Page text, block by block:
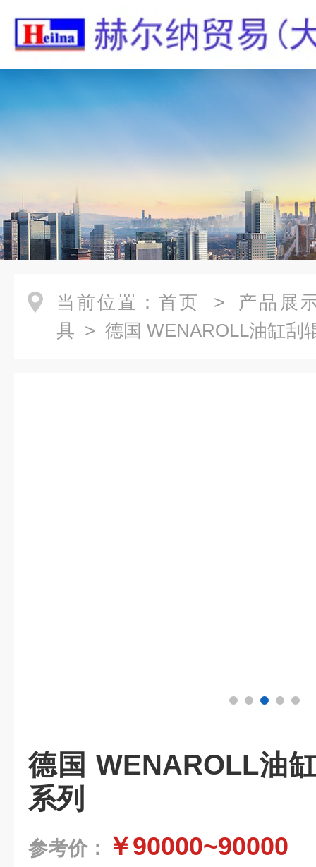
当前位置： 首页 > 产品展
具 > 德国 WENAROLL油缸刮
德国 WENAROLL油
系列
参考价： ￥90000~90000